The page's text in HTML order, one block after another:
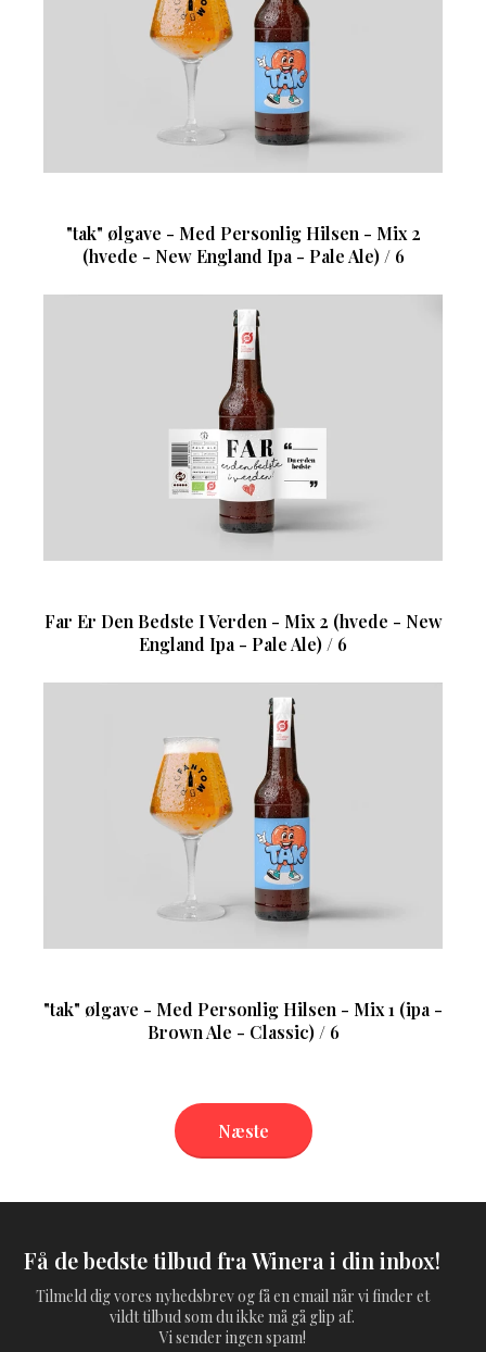
"tak" ølgave - Med Personlig Hilsen - Mix 2
(hvede - New England Ipa - Pale Ale) / 6
Far Er Den Bedste I Verden - Mix 2 (hvede - New
England Ipa - Pale Ale) / 6
"tak" ølgave - Med Personlig Hilsen - Mix 1 (ipa -
Brown Ale - Classic) / 6
Næste
Få de bedste tilbud fra Winera i din inbox!
Tilmeld dig vores nyhedsbrev og få en email når vi finder et
vildt tilbud som du ikke må gå glip af.
Vi sender ingen spam!